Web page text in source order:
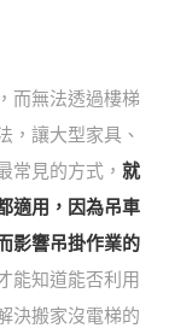
而無法透過樓梯
，讓大型家具、
常見的方式， 就
適用，因為吊車
影響吊掛作業的
能知道能否利用
決搬家沒電梯的